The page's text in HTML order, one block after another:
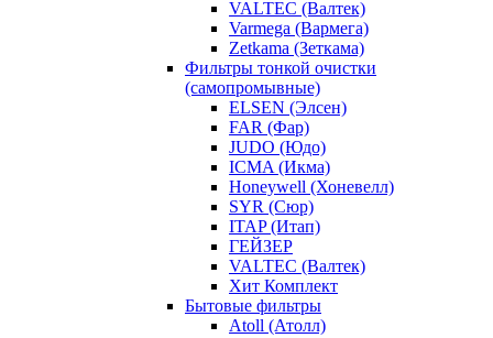
VALTEC (Валтек)
Varmega (Вармега)
Zetkama (Зеткама)
Фильтры тонкой очистки
(самопромывные)
ELSEN (Элсен)
FAR (Фар)
JUDO (Юдо)
ICMA (Икма)
Honeywell (Хоневелл)
SYR (Сюр)
ITAP (Итап)
ГЕЙЗЕР
VALTEC (Валтек)
Хит Комплект
Бытовые фильтры
Atoll (Атолл)